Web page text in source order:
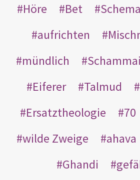
Höre
Bet Schema
aufrichten
mündlich
Schammai
Eiferer
Talmud
Ersatztheologie
70
wilde Zweige
ahava
Ghandi